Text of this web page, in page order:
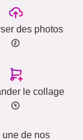
des photos
le collage
de nos